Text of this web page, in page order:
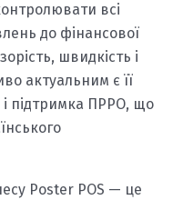
всі
до фінансової
швидкість і
актуальним є її
і підтримка ПРРО, що
Poster POS — це